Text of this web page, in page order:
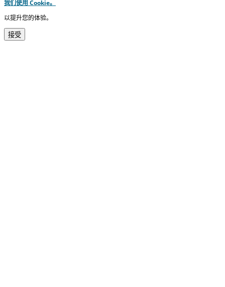
我们使用 Cookie。
以提升您的体验。
接受